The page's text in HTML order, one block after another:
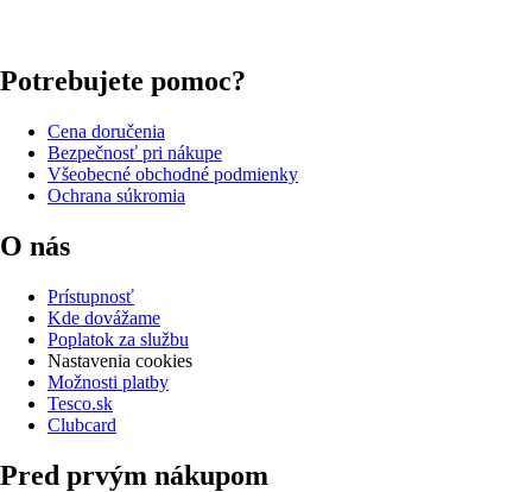
Potrebujete pomoc?
Cena doručenia
Bezpečnosť pri nákupe
Všeobecné obchodné podmienky
Ochrana súkromia
O nás
Prístupnosť
Kde dovážame
Poplatok za službu
Nastavenia cookies
Možnosti platby
Tesco.sk
Clubcard
Pred prvým nákupom